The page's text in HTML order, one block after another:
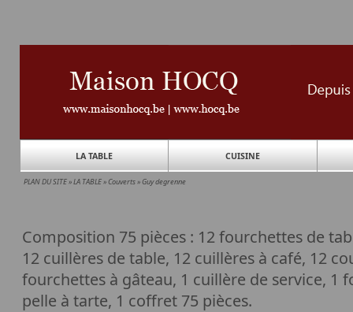
LA TABLE CUISINE
PLAN DU SITE»LA TABLE»Couverts»Guy degrenne
Composition 75 pièces : 12 fourchettes de
12 cuillères de table, 12 cuillères à café, 12
fourchettes à gâteau, 1 cuillère de service, 1
pelle à tarte, 1 coffret 75 pièces.